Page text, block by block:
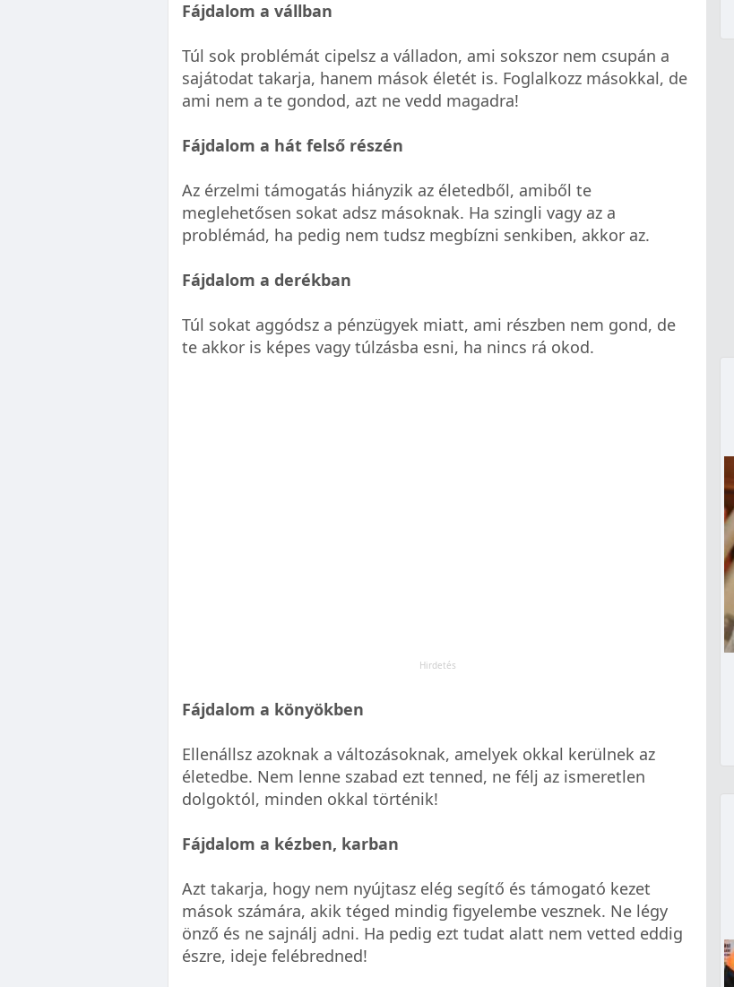
Fájdalom a vállban
Túl sok problémát cipelsz a válladon, ami sokszor nem csupán a
sajátodat takarja, hanem mások életét is. Foglalkozz másokkal, de
ami nem a te gondod, azt ne vedd magadra!
Fájdalom a hát felső részén
Az érzelmi támogatás hiányzik az életedből, amiből te
meglehetősen sokat adsz másoknak. Ha szingli vagy az a
problémád, ha pedig nem tudsz megbízni senkiben, akkor az.
Fájdalom a derékban
Túl sokat aggódsz a pénzügyek miatt, ami részben nem gond, de
te akkor is képes vagy túlzásba esni, ha nincs rá okod.
Fájdalom a könyökben
Ellenállsz azoknak a változásoknak, amelyek okkal kerülnek az
életedbe. Nem lenne szabad ezt tenned, ne félj az ismeretlen
dolgoktól, minden okkal történik!
Fájdalom a kézben, karban
Azt takarja, hogy nem nyújtasz elég segítő és támogató kezet
mások számára, akik téged mindig figyelembe vesznek. Ne légy
önző és ne sajnálj adni. Ha pedig ezt tudat alatt nem vetted eddig
észre, ideje felébredned!